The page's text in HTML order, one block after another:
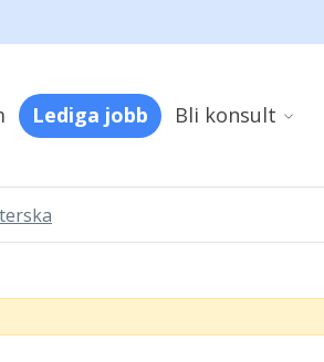
Lediga jobb Bli konsult